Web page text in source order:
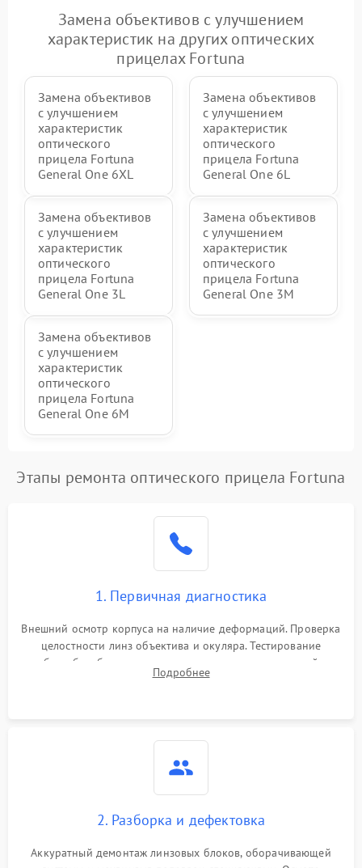
Замена объективов с улучшением
характеристик на других оптических
прицелах Fortuna
Замена объективов
с улучшением
характеристик
оптического
прицела Fortuna
General One 6XL
Замена объективов
с улучшением
характеристик
оптического
прицела Fortuna
General One 6L
Замена объективов
с улучшением
характеристик
оптического
прицела Fortuna
General One 3L
Замена объективов
с улучшением
характеристик
оптического
прицела Fortuna
General One 3M
Замена объективов
с улучшением
характеристик
оптического
прицела Fortuna
General One 6M
Этапы ремонта оптического прицела Fortuna
1. Первичная диагностика
Внешний осмотр корпуса на наличие деформаций. Проверка
целостности линз объектива и окуляра. Тестирование
работы барабанчиков ввода поправок, кольца отстройки
параллакса и зума. Выявление сколов, внутренних
Подробнее
2. Разборка и дефектовка
Аккуратный демонтаж линзовых блоков, оборачивающей